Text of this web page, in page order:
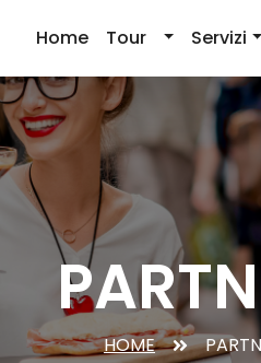
Home Tour Servizi
HOME